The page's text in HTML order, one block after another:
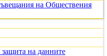
на Обществения
на данните